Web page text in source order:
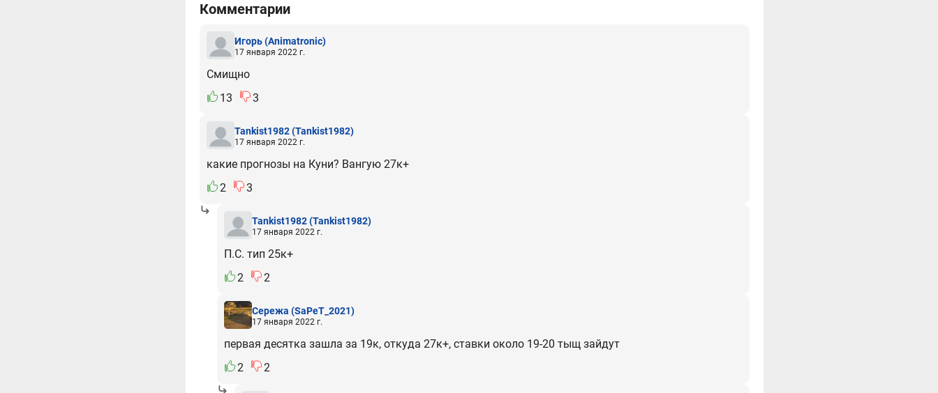
Комментарии
Игорь(Animatronic)
17 января 2022 г.
Смищно
13
3
Tankist1982(Tankist1982)
17 января 2022 г.
какие прогнозы на Куни? Вангую 27к+
2
3
Tankist1982(Tankist1982)
17 января 2022 г.
П.С. тип 25к+
2
2
Сережа (SaPeT_2021)
17 января 2022 г.
первая десятка зашла за 19к, откуда 27к+, ставки около 19-20 тыщ зайдут
2
2